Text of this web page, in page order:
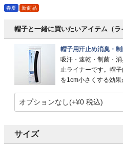
春夏 新商品
帽子と一緒に買いたいアイテム（ラ
帽子用汗止め消臭・
吸汗・速乾・制菌・
止ライナーです。帽子
を1cm小さくする効果
サイズ